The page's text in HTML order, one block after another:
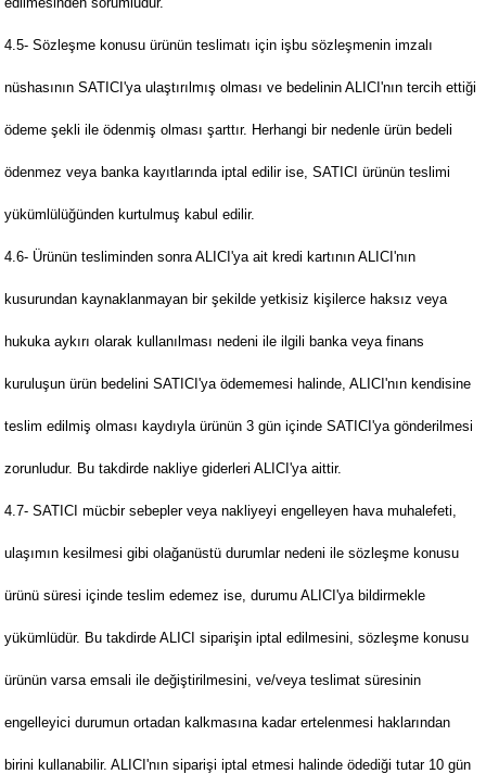
4.5- Sözleşme konusu ürünün teslimatı için işbu sözleşmenin imzalı
nüshasının SATICI'ya ulaştırılmış olması ve bedelinin ALICI'nın tercih ettiği
ödeme şekli ile ödenmiş olması şarttır. Herhangi bir nedenle ürün bedeli
ödenmez veya banka kayıtlarında iptal edilir ise, SATICI ürünün teslimi
yükümlülüğünden kurtulmuş kabul edilir.
4.6- Ürünün tesliminden sonra ALICI'ya ait kredi kartının ALICI'nın
kusurundan kaynaklanmayan bir şekilde yetkisiz kişilerce haksız veya
hukuka aykırı olarak kullanılması nedeni ile ilgili banka veya finans
kuruluşun ürün bedelini SATICI'ya ödememesi halinde, ALICI'nın kendisine
teslim edilmiş olması kaydıyla ürünün 3 gün içinde SATICI'ya gönderilmesi
zorunludur. Bu takdirde nakliye giderleri ALICI'ya aittir.
4.7- SATICI mücbir sebepler veya nakliyeyi engelleyen hava muhalefeti,
ulaşımın kesilmesi gibi olağanüstü durumlar nedeni ile sözleşme konusu
ürünü süresi içinde teslim edemez ise, durumu ALICI'ya bildirmekle
yükümlüdür. Bu takdirde ALICI siparişin iptal edilmesini, sözleşme konusu
ürünün varsa emsali ile değiştirilmesini, ve/veya teslimat süresinin
engelleyici durumun ortadan kalkmasına kadar ertelenmesi haklarından
birini kullanabilir. ALICI'nın siparişi iptal etmesi halinde ödediği tutar 10 gün